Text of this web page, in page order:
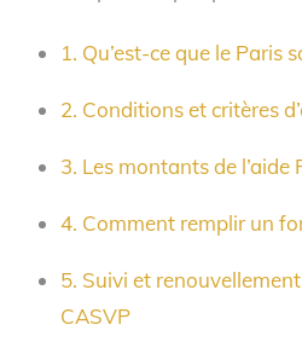
1. Qu’est-ce que le Paris
2. Conditions et critères
3. Les montants de l’aide
4. Comment remplir un
5. Suivi et
CASVP